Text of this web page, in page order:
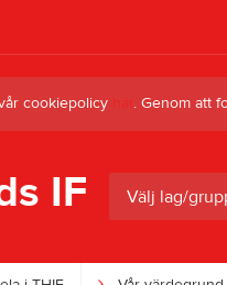
cookiepolicy . Genom att
IF Välj lag/
Nästa match för Seniorlag
KSF Prespa Birlik
9 aug, 13:00Bäckagårds